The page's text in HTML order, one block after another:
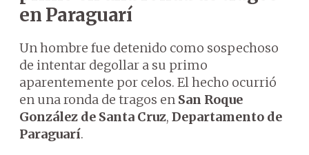
en Paraguarí
Un hombre fue detenido como sospechoso
de intentar degollar a su primo
aparentemente por celos. El hecho ocurrió
en una ronda de tragos en San Roque
González de Santa Cruz, Departamento de
Paraguarí.